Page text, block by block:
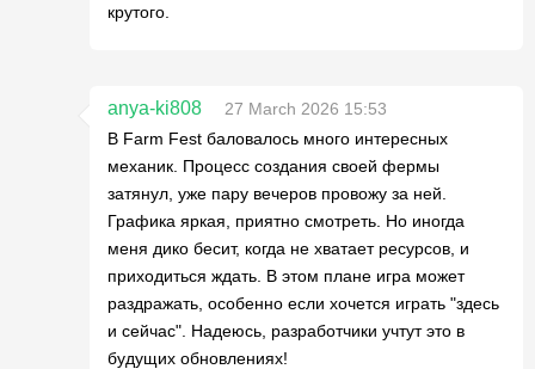
крутого.
anya-ki808
27 March 2026 15:53
В Farm Fest баловалось много интересных
механик. Процесс создания своей фермы
затянул, уже пару вечеров провожу за ней.
Графика яркая, приятно смотреть. Но иногда
меня дико бесит, когда не хватает ресурсов, и
приходиться ждать. В этом плане игра может
раздражать, особенно если хочется играть "здесь
и сейчас". Надеюсь, разработчики учтут это в
будущих обновлениях!